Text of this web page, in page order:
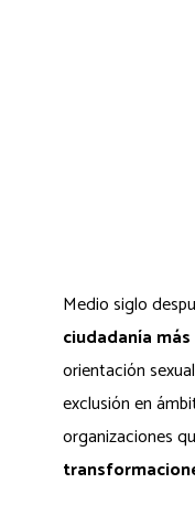
Medio siglo
ciudadanía
orientación
exclusión en
organizaciones